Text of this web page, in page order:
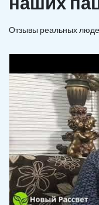
Отзывы реальных